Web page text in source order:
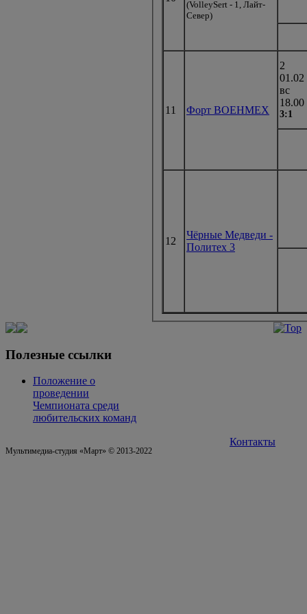
(VolleySert - 1, Лайт-
Север)
11 Форт ВОЕНМЕХ
2
01.02
вс
18.00
3:1
12
Чёрные Медведи -
Политех 3
Полезные ссылки
Положение о
проведении
Чемпионата среди
любительских команд
Мультимедиа-студия «Март» © 2013-2022
Контакты